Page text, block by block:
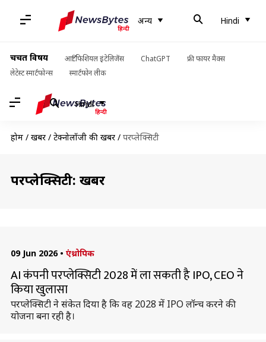
अन्य Hindi
चर्चित विषय आर्टिफिशियल इंटेलिजेंस ChatGPT
फ्री फायर मैक्स
लेटेस्ट स्मार्टफोन्स
स्मार्टफोन लीक
Hindi
होम / खबरें / टेक्नोलॉजी की खबरें / परप्लेक्सिटी
परप्लेक्सिटी: खबरें
09 Jun 2026 • एंथ्रोपिक
AI कंपनी परप्लेक्सिटी 2028 में ला सकती है IPO, CEO ने
किया खुलासा
परप्लेक्सिटी ने संकेत दिया है कि वह 2028 में IPO लॉन्च करने की
योजना बना रही है।